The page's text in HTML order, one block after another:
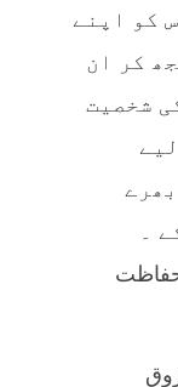
کو اپنے
کر ان
شخصیت
۔